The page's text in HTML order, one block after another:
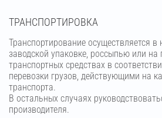
ТРАНСПОРТИРОВКА
Транспортирование осуществляется в
заводской упаковке, россыпью или на
транспортных средствах в
перевозки грузов, действующими на
транспорта.
В остальных случаях
производителя.